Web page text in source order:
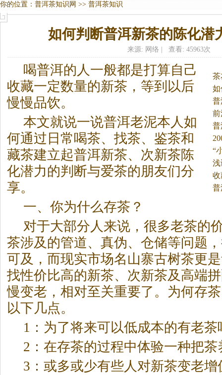
你的位置： 普洱茶知识网 >> 普洱茶知识
如何判断普洱新茶的陈化潜
来源: 网络 | 查看: 45963次
泡
源
较
“
喝普洱的人一般都是打算自己
收藏一定数量的新茶，等到以后
慢慢品饮。
本文就说一说普洱老泥本人如
何通过日常喝茶、找茶、鉴茶和
藏茶建立起普洱新茶、次新茶陈
化潜力的判断与爱茶的朋友们分
享。
一、你为什么存茶？
对于大部分人来说，很多老茶的
茶涉及的管道、真伪、仓储等问题
可及，而现实市场名山寨古树茶更
找性价比高的新茶、次新茶及高端
慢变老，相对至关重要了。为何存
以下几点。
1：为了将来可以低成本的有老茶
2：在存茶的过程中体验一种把
3：或多或少有些人对新茶变老